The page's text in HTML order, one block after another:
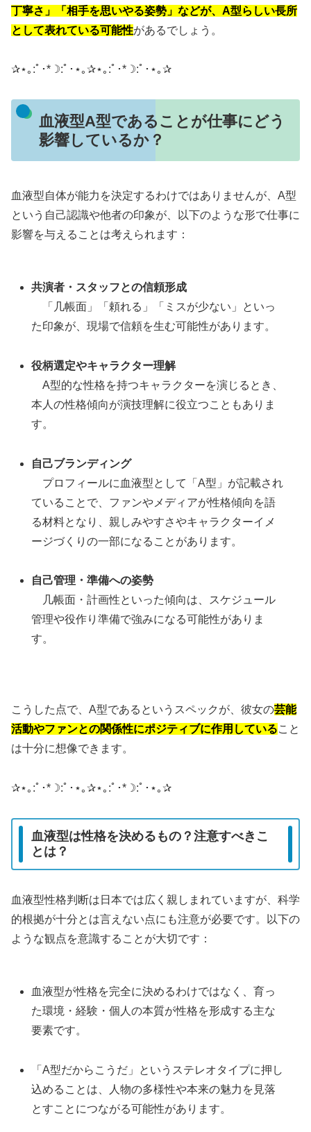
丁寧さ」「相手を思いやる姿勢」などが、A型らしい長所
として表れている可能性があるでしょう。
✰⋆｡:ﾟ･*☽:ﾟ･⋆｡✰⋆｡:ﾟ･*☽:ﾟ･⋆｡✰
血液型A型であることが仕事にどう
影響しているか？
血液型自体が能力を決定するわけではありませんが、A型
という自己認識や他者の印象が、以下のような形で仕事に
影響を与えることは考えられます：
共演者・スタッフとの信頼形成
「几帳面」「頼れる」「ミスが少ない」といっ
た印象が、現場で信頼を生む可能性があります。
役柄選定やキャラクター理解
A型的な性格を持つキャラクターを演じるとき、
本人の性格傾向が演技理解に役立つこともありま
す。
自己ブランディング
プロフィールに血液型として「A型」が記載され
ていることで、ファンやメディアが性格傾向を語
る材料となり、親しみやすさやキャラクターイメ
ージづくりの一部になることがあります。
自己管理・準備への姿勢
几帳面・計画性といった傾向は、スケジュール
管理や役作り準備で強みになる可能性がありま
す。
こうした点で、A型であるというスペックが、彼女の芸能
活動やファンとの関係性にポジティブに作用していること
は十分に想像できます。
✰⋆｡:ﾟ･*☽:ﾟ･⋆｡✰⋆｡:ﾟ･*☽:ﾟ･⋆｡✰
血液型は性格を決めるもの？注意すべきこ
とは？
血液型性格判断は日本では広く親しまれていますが、科学
的根拠が十分とは言えない点にも注意が必要です。以下の
ような観点を意識することが大切です：
血液型が性格を完全に決めるわけではなく、育っ
た環境・経験・個人の本質が性格を形成する主な
要素です。
「A型だからこうだ」というステレオタイプに押し
込めることは、人物の多様性や本来の魅力を見落
とすことにつながる可能性があります。